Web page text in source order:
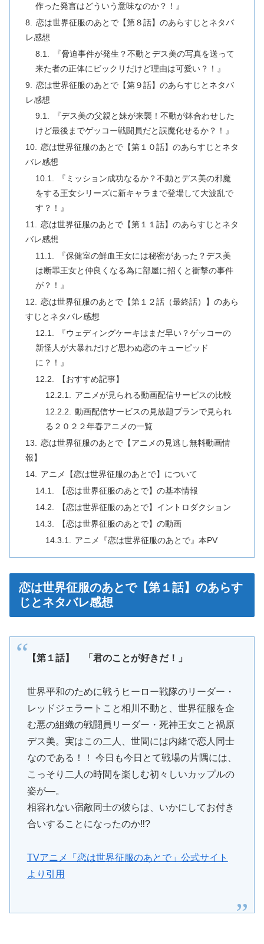
作った発言はどういう意味なのか？！』
恋は世界征服のあとで【第８話】のあらすじとネタバ
レ感想
『脅迫事件が発生？不動とデス美の写真を送って
来た者の正体にビックリだけど理由は可愛い？！』
恋は世界征服のあとで【第９話】のあらすじとネタバ
レ感想
『デス美の父親と妹が来襲！不動が鉢合わせした
けど最後までゲッコー戦闘員だと誤魔化せるか？！』
恋は世界征服のあとで【第１０話】のあらすじとネタ
バレ感想
『ミッション成功なるか？不動とデス美の邪魔
をする王女シリーズに新キャラまで登場して大波乱で
す？！』
恋は世界征服のあとで【第１１話】のあらすじとネタ
バレ感想
『保健室の鮮血王女には秘密があった？デス美
は断罪王女と仲良くなる為に部屋に招くと衝撃の事件
が？！』
恋は世界征服のあとで【第１２話（最終話）】のあら
すじとネタバレ感想
『ウェディングケーキはまだ早い？ゲッコーの
新怪人が大暴れだけど思わぬ恋のキューピッド
に？！』
【おすすめ記事】
アニメが見られる動画配信サービスの比較
動画配信サービスの見放題プランで見られ
る２０２２年春アニメの一覧
恋は世界征服のあとで【アニメの見逃し無料動画情
報】
アニメ【恋は世界征服のあとで】について
【恋は世界征服のあとで】の基本情報
【恋は世界征服のあとで】イントロダクション
【恋は世界征服のあとで】の動画
アニメ『恋は世界征服のあとで』本PV
恋は世界征服のあとで【第１話】のあらす
じとネタバレ感想
【第１話】 「君のことが好きだ！」
世界平和のために戦うヒーロー戦隊のリーダー・
レッドジェラートこと相川不動と、世界征服を企
む悪の組織の戦闘員リーダー・死神王女こと禍原
デス美。実はこの二人、世間には内緒で恋人同士
なのである！！ 今日も今日とて戦場の片隅には、
こっそり二人の時間を楽しむ初々しいカップルの
姿が―。
相容れない宿敵同士の彼らは、いかにしてお付き
合いすることになったのか‼?
TVアニメ「恋は世界征服のあとで」公式サイト
より引用